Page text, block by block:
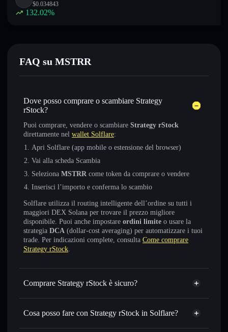
$0.034843
132.02%
FAQ su MSTRR
Dove posso comprare o scambiare Strategy
rStock?
Puoi comprare, vendere o scambiare Strategy rStock
direttamente nel wallet Solflare:
Apri Solflare (app mobile o estensione del browser)
Vai alla scheda Scambia
Seleziona MSTRR come token da comprare o vendere
Inserisci l’importo e conferma lo scambio
Solflare utilizza il routing intelligente dell’ordine su tutti i
maggiori DEX Solana per trovare il prezzo migliore
disponibile. Puoi anche impostare ordini limite o usare la
strategia DCA (dollar-cost averaging) per automatizzare i tuoi
trade. Per indicazioni complete, consulta Come comprare
Strategy rStock.
Comprare Strategy rStock è sicuro?
Strategy rStock non è verificato
Cosa posso fare con Strategy rStock in Solflare?
Strategy rStock
wallet Solflare